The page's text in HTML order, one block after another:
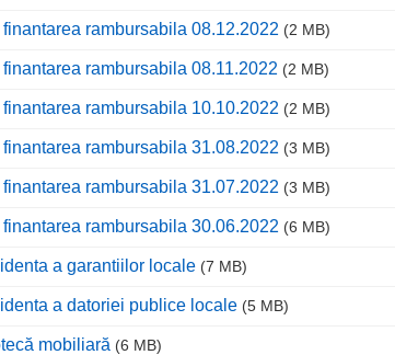
rambursabila 08.12.2022 (2 MB)
rambursabila 08.11.2022 (2 MB)
rambursabila 10.10.2022 (2 MB)
rambursabila 31.08.2022 (3 MB)
rambursabila 31.07.2022 (3 MB)
rambursabila 30.06.2022 (6 MB)
a garantiilor locale (7 MB)
a datoriei publice locale (5 MB)
mobiliară (6 MB)